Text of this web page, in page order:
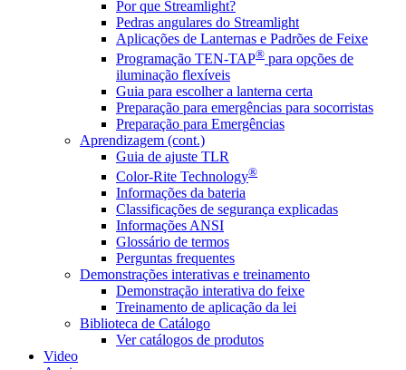
Por que Streamlight?
Pedras angulares do Streamlight
Aplicações de Lanternas e Padrões de Feixe
Programação TEN-TAP® para opções de
iluminação flexíveis
Guia para escolher a lanterna certa
Preparação para emergências para socorristas
Preparação para Emergências
Aprendizagem (cont.)
Guia de ajuste TLR
Color-Rite Technology®
Informações da bateria
Classificações de segurança explicadas
Informações ANSI
Glossário de termos
Perguntas frequentes
Demonstrações interativas e treinamento
Demonstração interativa do feixe
Treinamento de aplicação da lei
Biblioteca de Catálogo
Ver catálogos de produtos
Video